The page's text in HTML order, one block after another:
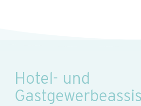
Hotel- und